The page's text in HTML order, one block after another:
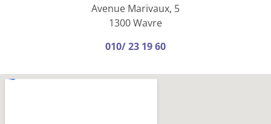
Avenue Marivaux, 5
1300 Wavre
010/ 23 19 60